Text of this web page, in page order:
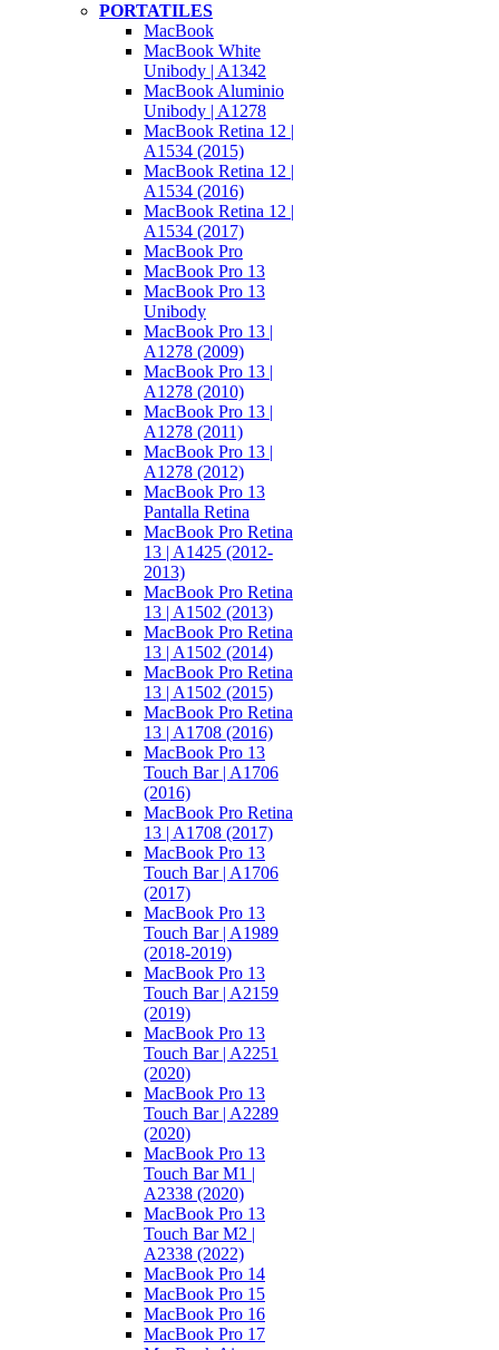
PORTATILES
MacBook
MacBook White
Unibody | A1342
MacBook Aluminio
Unibody | A1278
MacBook Retina 12 |
A1534 (2015)
MacBook Retina 12 |
A1534 (2016)
MacBook Retina 12 |
A1534 (2017)
MacBook Pro
MacBook Pro 13
MacBook Pro 13
Unibody
MacBook Pro 13 |
A1278 (2009)
MacBook Pro 13 |
A1278 (2010)
MacBook Pro 13 |
A1278 (2011)
MacBook Pro 13 |
A1278 (2012)
MacBook Pro 13
Pantalla Retina
MacBook Pro Retina
13 | A1425 (2012-
2013)
MacBook Pro Retina
13 | A1502 (2013)
MacBook Pro Retina
13 | A1502 (2014)
MacBook Pro Retina
13 | A1502 (2015)
MacBook Pro Retina
13 | A1708 (2016)
MacBook Pro 13
Touch Bar | A1706
(2016)
MacBook Pro Retina
13 | A1708 (2017)
MacBook Pro 13
Touch Bar | A1706
(2017)
MacBook Pro 13
Touch Bar | A1989
(2018-2019)
MacBook Pro 13
Touch Bar | A2159
(2019)
MacBook Pro 13
Touch Bar | A2251
(2020)
MacBook Pro 13
Touch Bar | A2289
(2020)
MacBook Pro 13
Touch Bar M1 |
A2338 (2020)
MacBook Pro 13
Touch Bar M2 |
A2338 (2022)
MacBook Pro 14
MacBook Pro 15
MacBook Pro 16
MacBook Pro 17